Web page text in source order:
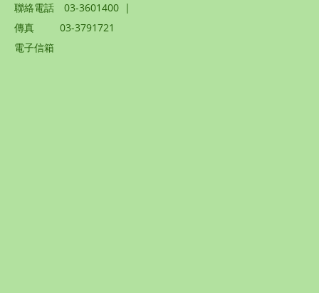
聯絡電話
03-3601400 |
傳真
03-3791721
電子信箱